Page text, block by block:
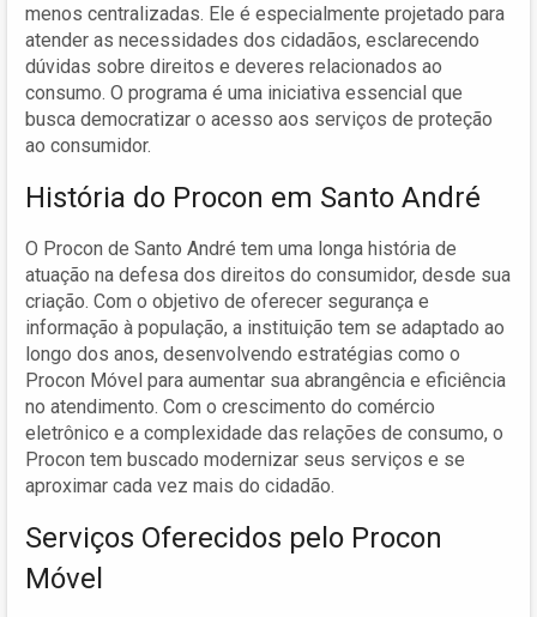
menos centralizadas. Ele é especialmente projetado para
atender as necessidades dos cidadãos, esclarecendo
dúvidas sobre direitos e deveres relacionados ao
consumo. O programa é uma iniciativa essencial que
busca democratizar o acesso aos serviços de proteção
ao consumidor.
História do Procon em Santo André
O Procon de Santo André tem uma longa história de
atuação na defesa dos direitos do consumidor, desde sua
criação. Com o objetivo de oferecer segurança e
informação à população, a instituição tem se adaptado ao
longo dos anos, desenvolvendo estratégias como o
Procon Móvel para aumentar sua abrangência e eficiência
no atendimento. Com o crescimento do comércio
eletrônico e a complexidade das relações de consumo, o
Procon tem buscado modernizar seus serviços e se
aproximar cada vez mais do cidadão.
Serviços Oferecidos pelo Procon
Móvel